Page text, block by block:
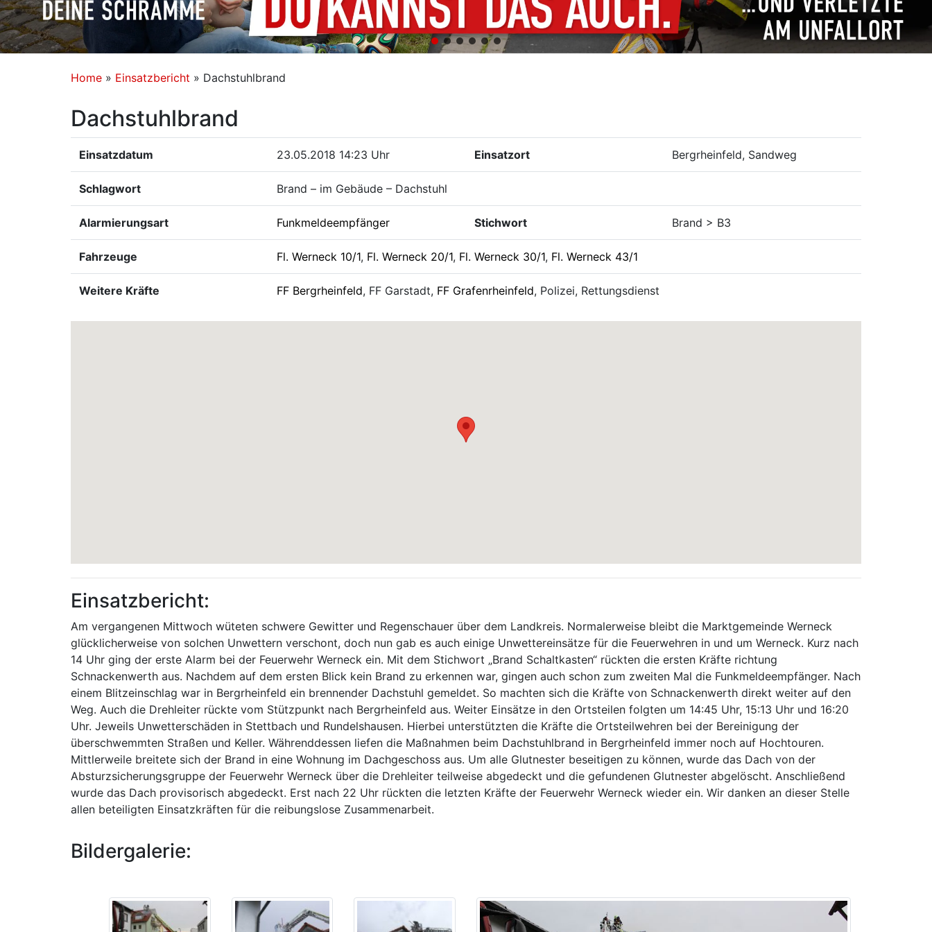
Home » Einsatzbericht » Dachstuhlbrand
Dachstuhlbrand
Einsatzdatum 23.05.2018 14:23 Uhr Einsatzort Bergrheinfeld, Sandweg
Schlagwort Brand – im Gebäude – Dachstuhl
Alarmierungsart Funkmeldeempfänger Stichwort Brand > B3
Fahrzeuge Fl. Werneck 10/1, Fl. Werneck 20/1, Fl. Werneck 30/1, Fl. Werneck 43/1
Weitere Kräfte FF Bergrheinfeld, FF Garstadt, FF Grafenrheinfeld, Polizei, Rettungsdienst
Einsatzbericht:
Am vergangenen Mittwoch wüteten schwere Gewitter und Regenschauer über dem Landkreis. Normalerweise bleibt die Marktgemeinde Werneck
glücklicherweise von solchen Unwettern verschont, doch nun gab es auch einige Unwettereinsätze für die Feuerwehren in und um Werneck. Kurz nach
14 Uhr ging der erste Alarm bei der Feuerwehr Werneck ein. Mit dem Stichwort „Brand Schaltkasten“ rückten die ersten Kräfte richtung
Schnackenwerth aus. Nachdem auf dem ersten Blick kein Brand zu erkennen war, gingen auch schon zum zweiten Mal die Funkmeldeempfänger. Nach
einem Blitzeinschlag war in Bergrheinfeld ein brennender Dachstuhl gemeldet. So machten sich die Kräfte von Schnackenwerth direkt weiter auf den
Weg. Auch die Drehleiter rückte vom Stützpunkt nach Bergrheinfeld aus. Weiter Einsätze in den Ortsteilen folgten um 14:45 Uhr, 15:13 Uhr und 16:20
Uhr. Jeweils Unwetterschäden in Stettbach und Rundelshausen. Hierbei unterstützten die Kräfte die Ortsteilwehren bei der Bereinigung der
überschwemmten Straßen und Keller. Währenddessen liefen die Maßnahmen beim Dachstuhlbrand in Bergrheinfeld immer noch auf Hochtouren.
Mittlerweile breitete sich der Brand in eine Wohnung im Dachgeschoss aus. Um alle Glutnester beseitigen zu können, wurde das Dach von der
Absturzsicherungsgruppe der Feuerwehr Werneck über die Drehleiter teilweise abgedeckt und die gefundenen Glutnester abgelöscht. Anschließend
wurde das Dach provisorisch abgedeckt. Erst nach 22 Uhr rückten die letzten Kräfte der Feuerwehr Werneck wieder ein. Wir danken an dieser Stelle
allen beteiligten Einsatzkräften für die reibungslose Zusammenarbeit.
Bildergalerie: